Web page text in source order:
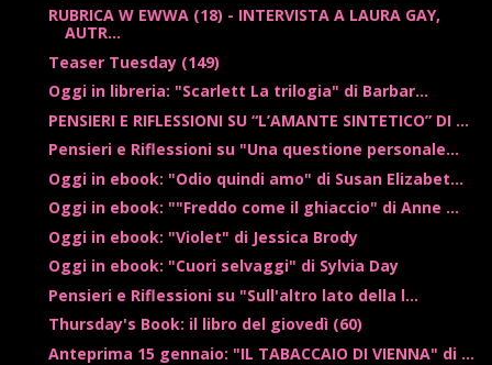
RUBRICA W EWWA (18) - INTERVISTA A LAURA GAY,
AUTR...
Teaser Tuesday (149)
Oggi in libreria: "Scarlett La trilogia" di Barbar...
PENSIERI E RIFLESSIONI SU “L’AMANTE SINTETICO” DI ...
Pensieri e Riflessioni su "Una questione personale...
Oggi in ebook: "Odio quindi amo" di Susan Elizabet...
Oggi in ebook: ""Freddo come il ghiaccio" di Anne ...
Oggi in ebook: "Violet" di Jessica Brody
Oggi in ebook: "Cuori selvaggi" di Sylvia Day
Pensieri e Riflessioni su "Sull'altro lato della l...
Thursday's Book: il libro del giovedì (60)
Anteprima 15 gennaio: "IL TABACCAIO DI VIENNA" di ...